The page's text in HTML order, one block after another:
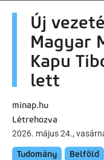
Új
Magyar
Kapu
lett
minap.hu
Létrehozva
2026. május 24.,
Tudomány Belföld